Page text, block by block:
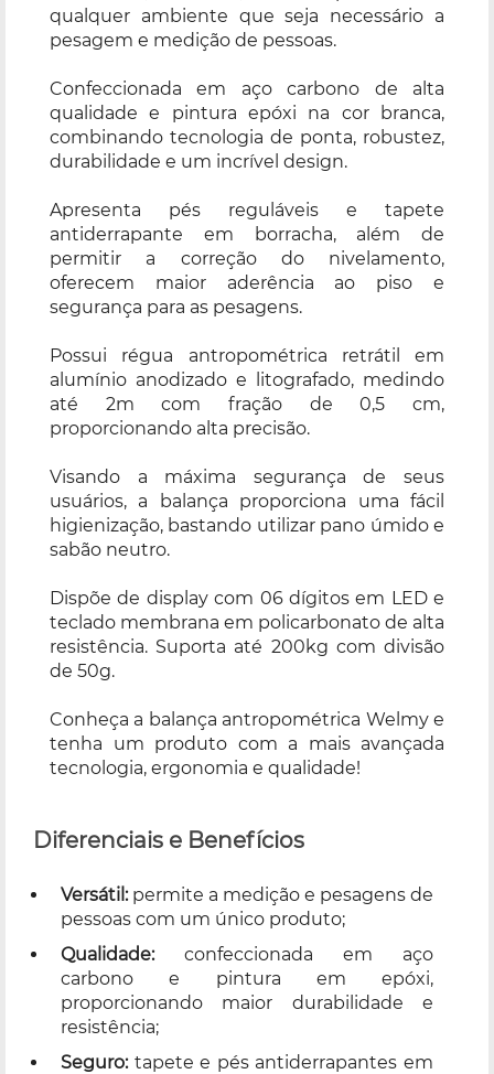
qualquer ambiente que seja necessário a
pesagem e medição de pessoas.
Confeccionada em aço carbono de alta
qualidade e pintura epóxi na cor branca,
combinando tecnologia de ponta, robustez,
durabilidade e um incrível design.
Apresenta pés reguláveis e tapete
antiderrapante em borracha, além de
permitir a correção do nivelamento,
oferecem maior aderência ao piso e
segurança para as pesagens.
Possui régua antropométrica retrátil em
alumínio anodizado e litografado, medindo
até 2m com fração de 0,5 cm,
proporcionando alta precisão.
Visando a máxima segurança de seus
usuários, a balança proporciona uma fácil
higienização, bastando utilizar pano úmido e
sabão neutro.
Dispõe de display com 06 dígitos em LED e
teclado membrana em policarbonato de alta
resistência. Suporta até 200kg com divisão
de 50g.
Conheça a balança antropométrica Welmy e
tenha um produto com a mais avançada
tecnologia, ergonomia e qualidade!
Diferenciais e Benefícios
Versátil:permite a medição e pesagens de
pessoas com um único produto;
Qualidade:confeccionada em aço
carbono e pintura em epóxi,
proporcionando maior durabilidade e
resistência;
Seguro:tapete e pés antiderrapantes em